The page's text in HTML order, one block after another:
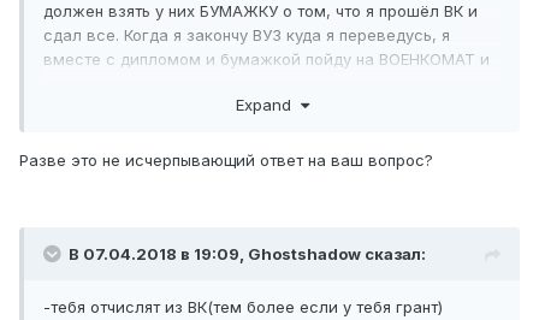
должен взять у них БУМАЖКУ о том, что я прошёл ВК и
сдал все. Когда я закончу ВУЗ куда я переведусь, я
вместе с дипломом и бумажкой пойду на ВОЕНКОМАТ и
Expand
Разве это не исчерпывающий ответ на ваш вопрос?
В 07.04.2018 в 19:09, Ghostshadow сказал:
-тебя отчислят из ВК(тем более если у тебя грант)